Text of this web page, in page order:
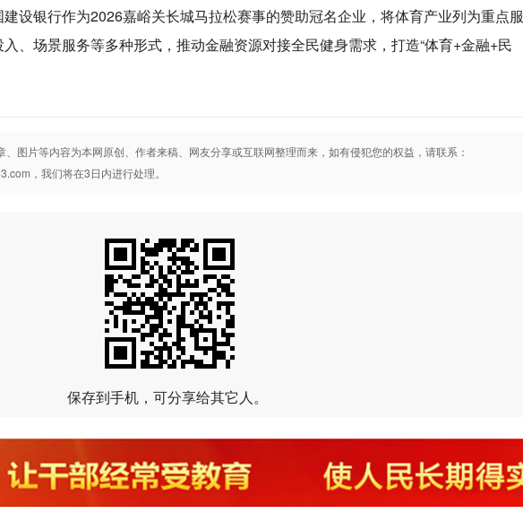
设银行作为2026嘉峪关长城马拉松赛事的赞助冠名企业，将体育产业列为重点服
、场景服务等多种形式，推动金融资源对接全民健身需求，打造“体育+金融+民
图片等内容为本网原创、作者来稿、网友分享或互联网整理而来，如有侵犯您的权益，请联系：
，我们将在3日内进行处理。
保存到手机，可分享给其它人。